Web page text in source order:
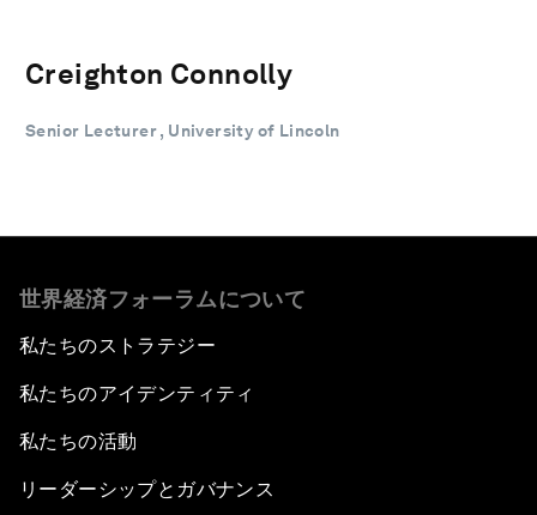
Creighton Connolly
Senior Lecturer , University of Lincoln
世界経済フォーラムについて
私たちのストラテジー
私たちのアイデンティティ
私たちの活動
リーダーシップとガバナンス